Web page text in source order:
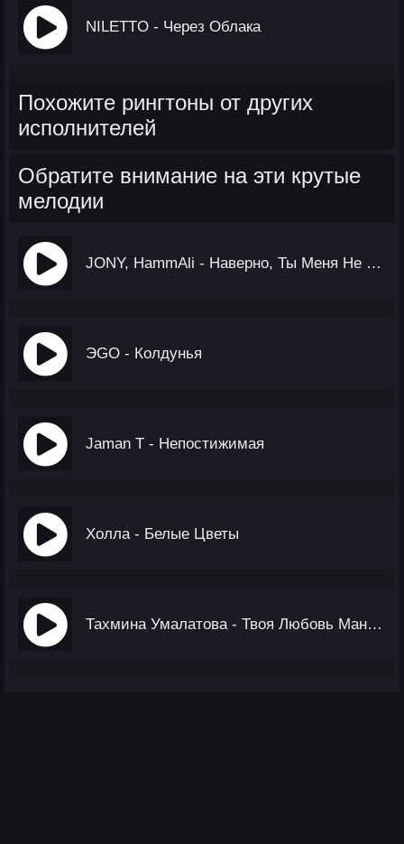
NILETTO - Через Облака
Похожите рингтоны от других
исполнителей
Обратите внимание на эти крутые
мелодии
JONY, HammAli - Наверно, Ты Меня Не Помнишь
ЭGO - Колдунья
Jaman T - Непостижимая
Холла - Белые Цветы
Тахмина Умалатова - Твоя Любовь Манила